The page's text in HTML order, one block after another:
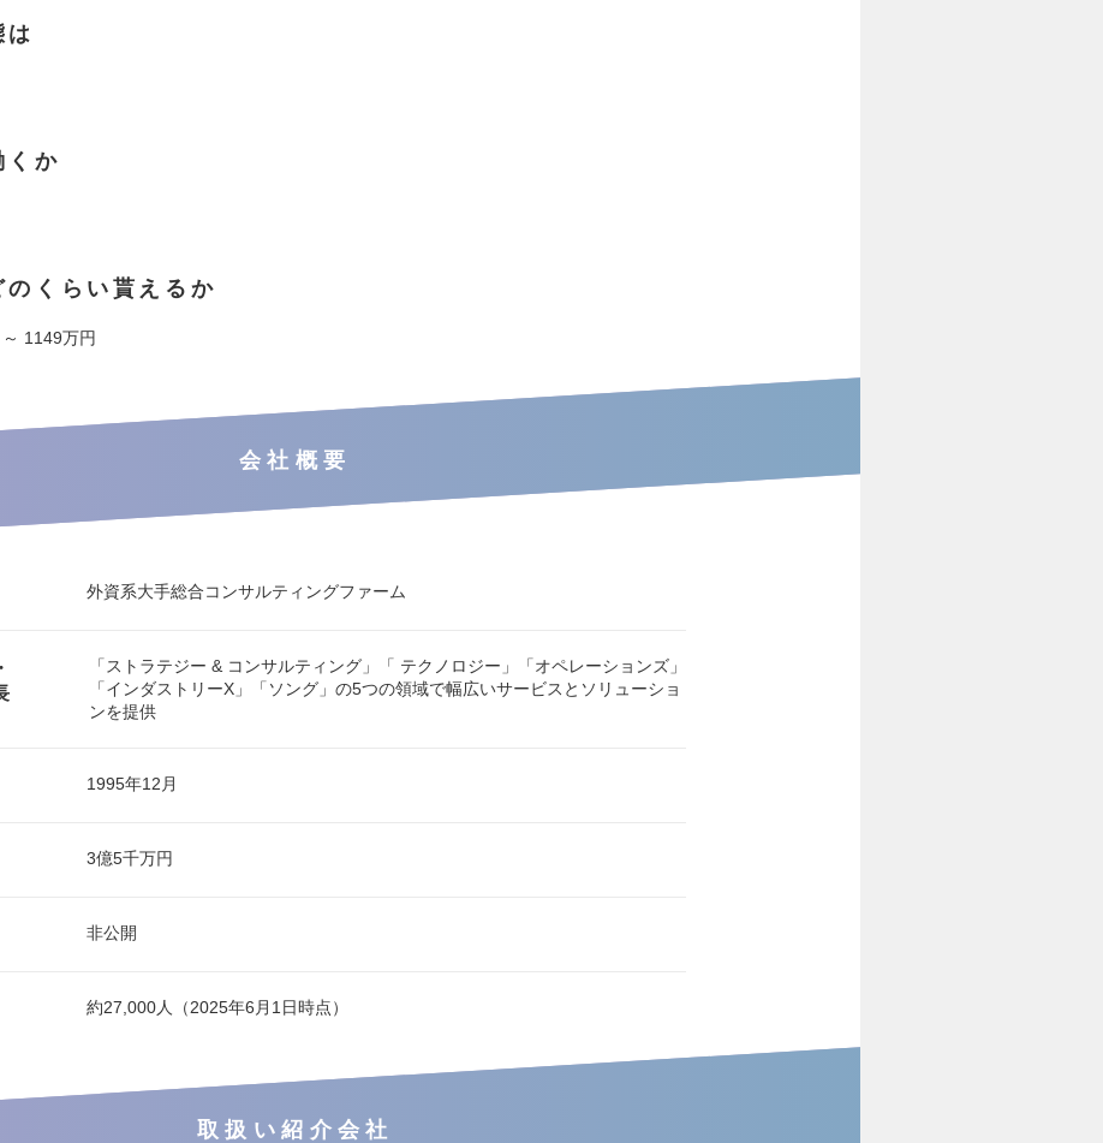
は
くか
のくらい貰えるか
1149万円
会社概要
外資系大手総合コンサルティングファーム
「ストラテジー & コンサルティング」「 テクノロジー」「オペレーションズ」
「インダストリーX」「ソング」の5つの領域で幅広いサービスとソリューショ
ンを提供
1995年12月
3億5千万円
非公開
約27,000人（2025年6月1日時点）
取扱い紹介会社